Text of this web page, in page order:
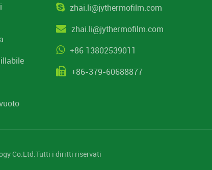
zhai.li@jythermofilm.com
zhai.li@jythermofilm.com
+86 13802539011
+86-379-60688877
Co.Ltd.Tutti i diritti riservati